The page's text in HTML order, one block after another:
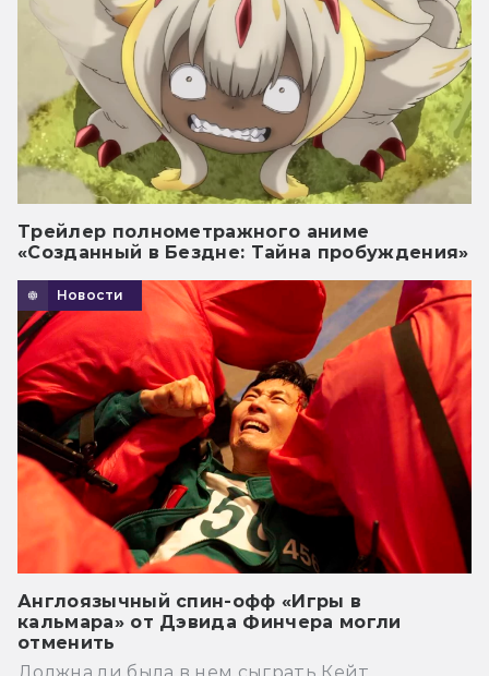
Трейлер полнометражного аниме
«Созданный в Бездне: Тайна пробуждения»
Новости
Англоязычный спин-офф «Игры в
кальмара» от Дэвида Финчера могли
отменить
Должна ли была в нем сыграть Кейт